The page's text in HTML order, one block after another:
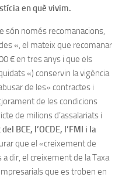
en què vivim.
són només recomanacions,
«, el mateix que recomanar
€ en tres anys i que els
«) conservin la vigència
de les» contractes i
de les condicions
de milions d’assalariats i
BCE, l’OCDE, l’FMI i la
que el «creixement de
dir, el creixement de la Taxa
que es troben en